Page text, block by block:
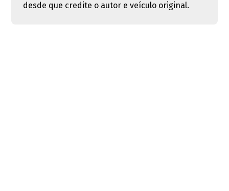
desde que credite o autor e veículo original.